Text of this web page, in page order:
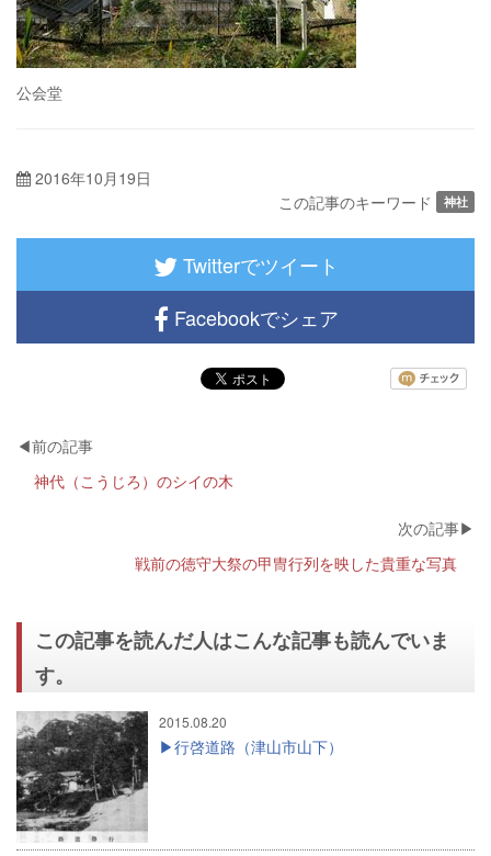
公会堂
2016年10月19日
この記事のキーワード
神社
Twitterでツイート
Facebookでシェア
神代（こうじろ）のシイの木
戦前の徳守大祭の甲冑行列を映した貴重な写真
この記事を読んだ人はこんな記事も読んでいま
す。
2015.08.20
行啓道路（津山市山下）